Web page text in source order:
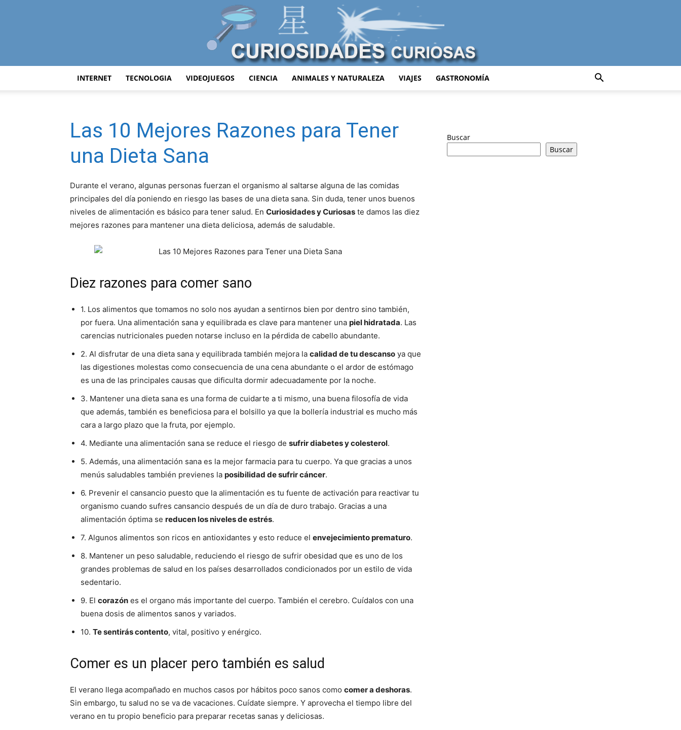
INTERNET TECNOLOGIA VIDEOJUEGOS CIENCIA ANIMALES Y NATURALEZA VIAJES GASTRONOMÍA
Las 10 Mejores Razones para Tener
una Dieta Sana
Durante el verano, algunas personas fuerzan el organismo al saltarse alguna de las comidas
principales del día poniendo en riesgo las bases de una dieta sana. Sin duda, tener unos buenos
niveles de alimentación es básico para tener salud. En Curiosidades y Curiosas te damos las diez
mejores razones para mantener una dieta deliciosa, además de saludable.
Diez razones para comer sano
1. Los alimentos que tomamos no solo nos ayudan a sentirnos bien por dentro sino también,
por fuera. Una alimentación sana y equilibrada es clave para mantener una piel hidratada. Las
carencias nutricionales pueden notarse incluso en la pérdida de cabello abundante.
2. Al disfrutar de una dieta sana y equilibrada también mejora la calidad de tu descanso ya que
las digestiones molestas como consecuencia de una cena abundante o el ardor de estómago
es una de las principales causas que dificulta dormir adecuadamente por la noche.
3. Mantener una dieta sana es una forma de cuidarte a ti mismo, una buena filosofía de vida
que además, también es beneficiosa para el bolsillo ya que la bollería industrial es mucho más
cara a largo plazo que la fruta, por ejemplo.
4. Mediante una alimentación sana se reduce el riesgo de sufrir diabetes y colesterol.
5. Además, una alimentación sana es la mejor farmacia para tu cuerpo. Ya que gracias a unos
menús saludables también previenes la posibilidad de sufrir cáncer.
6. Prevenir el cansancio puesto que la alimentación es tu fuente de activación para reactivar tu
organismo cuando sufres cansancio después de un día de duro trabajo. Gracias a una
alimentación óptima se reducen los niveles de estrés.
7. Algunos alimentos son ricos en antioxidantes y esto reduce el envejecimiento prematuro.
8. Mantener un peso saludable, reduciendo el riesgo de sufrir obesidad que es uno de los
grandes problemas de salud en los países desarrollados condicionados por un estilo de vida
sedentario.
9. El corazón es el organo más importante del cuerpo. También el cerebro. Cuídalos con una
buena dosis de alimentos sanos y variados.
10. Te sentirás contento, vital, positivo y enérgico.
Comer es un placer pero también es salud
El verano llega acompañado en muchos casos por hábitos poco sanos como comer a deshoras.
Sin embargo, tu salud no se va de vacaciones. Cuídate siempre. Y aprovecha el tiempo libre del
verano en tu propio beneficio para preparar recetas sanas y deliciosas.
Buscar
Buscar